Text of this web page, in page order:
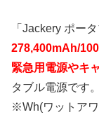
「Jackery ポー
278,400mAh/
緊急用電源やキ
タブル電源です。
※Wh(ワットアワ